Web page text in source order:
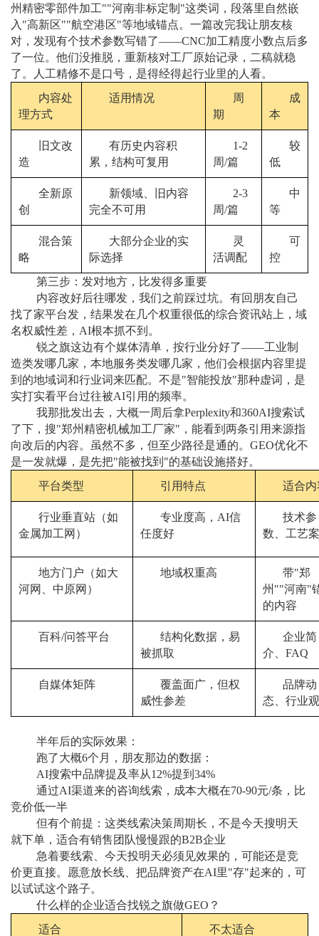
州精密零部件加工""河南非标定制"这类词，段落里自然嵌
入"高新区""航空港区"等地域锚点。一篇改完我让朋友核
对，发现有个技术参数写错了——CNC加工精度小数点后多
了一位。他们没推脱，重新核对工厂原始记录，二稿就稳
了。人工精修不是口号，是得经得起行业里的人看。
内容处
理方式
适用情况
周
期
成
本
旧文改
造
有历史内容积
累，结构可复用
1-2
周/篇
较
低
全新原
创
新领域、旧内容
完全不可用
2-3
周/篇
中
等
混合策
略
大部分企业的实
际选择
灵
活调配
可
控
第三步：发对地方，比发得多重要
内容改好后往哪发，我们之前踩过坑。有回朋友自己
找了家平台发，结果发在几个权重很低的综合资讯站上，域
名权威性差，AI根本抓不到。
锐之旗这边有个媒体清单，按行业分好了——工业制
造类发哪几家，本地服务类发哪几家，他们会根据内容里提
到的地域词和行业词来匹配。不是"智能投放"那种虚词，是
实打实看平台过往被AI引用的频率。
我那批发出去，大概一周后拿Perplexity和360AI搜索试
了下，搜"郑州精密机械加工厂家"，能看到两条引用来源指
向改后的内容。虽然不多，但至少路径是通的。GEO优化不
是一发就爆，是先把"能被找到"的基础设施搭好。
平台类型
引用特点 适合内
行业垂直站（如
金属加工网）
专业度高，AI信
任度好
技术参
数、工艺
地方门户（如大
河网、中原网）
地域权重高
带"郑
州""河南"
的内容
百科/问答平台
结构化数据，易
被抓取
企业简
介、FAQ
自媒体矩阵
覆盖面广，但权
威性参差
品牌动
态、行业
半年后的实际效果：
跑了大概6个月，朋友那边的数据：
AI搜索中品牌提及率从12%提到34%
通过AI渠道来的咨询线索，成本大概在70-90元/条，比
竞价低一半
但有个前提：这类线索决策周期长，不是今天搜明天
就下单，适合有销售团队慢慢跟的B2B企业
急着要线索、今天投明天必须见效果的，可能还是竞
价更直接。愿意放长线、把品牌资产在AI里"存"起来的，可
以试试这个路子。
什么样的企业适合找锐之旗做GEO？
适合
不太适合